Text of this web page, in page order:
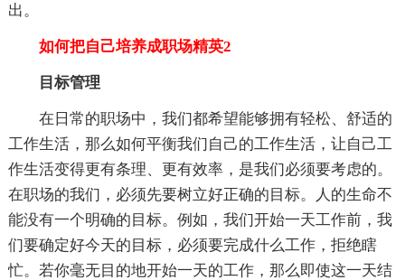
出。
如何把自己培养成职场精英2
目标管理
在日常的职场中，我们都希望能够拥有轻松、舒适的
工作生活，那么如何平衡我们自己的工作生活，让自己工
作生活变得更有条理、更有效率，是我们必须要考虑的。
在职场的我们，必须先要树立好正确的目标。人的生命不
能没有一个明确的目标。例如，我们开始一天工作前，我
们要确定好今天的目标，必须要完成什么工作，拒绝瞎
忙。若你毫无目的地开始一天的工作，那么即使这一天结